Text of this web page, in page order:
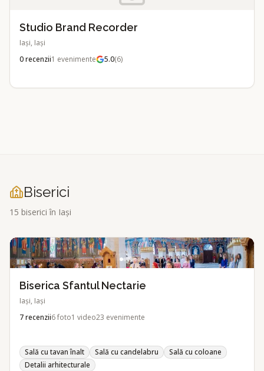
Studio Brand Recorder
Iași, Iași
0recenzii1 evenimente 5.0(6)
Biserici
15 biserici în Iași
Biserica Sfantul Nectarie
Iași, Iași
7recenzii6foto1 video23 evenimente
Sală cu tavan înalt Sală cu candelabru
Sală cu coloane
Detalii arhitecturale